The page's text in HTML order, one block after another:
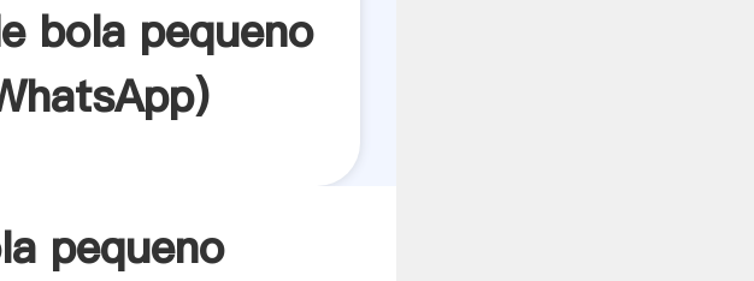
bola pequeno
)
pequeno